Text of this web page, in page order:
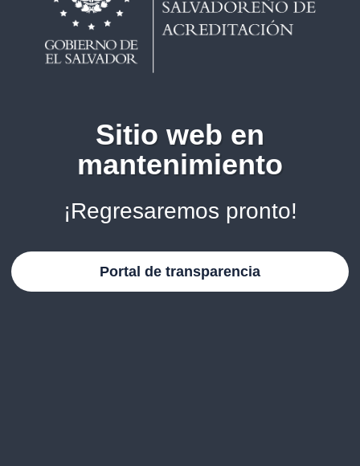
Sitio web en
mantenimiento
¡Regresaremos pronto!
Portal de transparencia